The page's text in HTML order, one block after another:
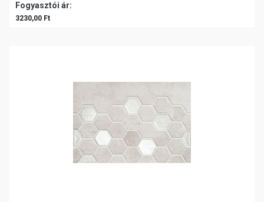
Fogyasztói ár:
3230,00 Ft